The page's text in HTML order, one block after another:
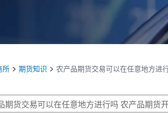
所 期货知识 农产品期货交易可以在任意地方进